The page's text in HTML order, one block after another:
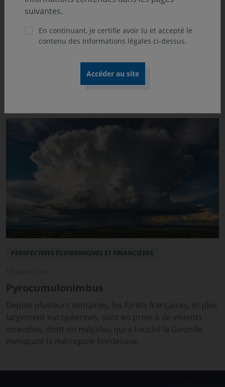
05 août 2026
Le regard du gérant - L’inspection en
milieu industriel, indispensable à
industriels font partie des changements structurels que
PERSPECTIVES ÉCONOMIQUES ET FINANCIÈRES
Pyrocumulonimbus
Depuis plusieurs semaines, les forêts françaises, et plus
largement européennes, sont en proie à de violents
incendies, dont un mégafeu qui a touché la Gironde,
menaçant la métropole bordelaise.
suivantes.
En continuant, je certifie avoir lu et accepté le
contenu des informations légales ci-dessus.